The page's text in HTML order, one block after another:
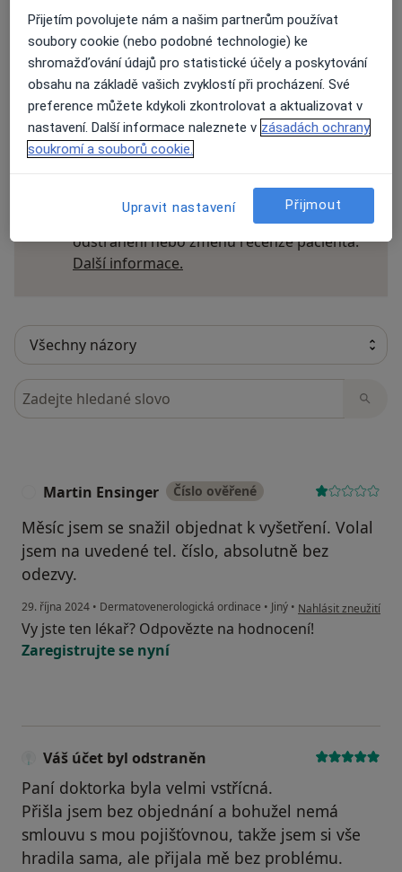
Názory
Přidejte svůj názor
8 názorů
Recenze pacientů jsou pro nás důležité.
Specialisté nemají možnost zaplatit za
odstranění nebo změnu recenze pacienta.
Další informace.
Hledejte v názorech
Martin Ensinger Číslo ověřené
Měsíc jsem se snažil objednat k vyšetření. Volal
jsem na uvedené tel. číslo, absolutně bez
odezvy.
29. října 2024 • Dermatovenerologická ordinace • Jiný • podle názoru
Nahlásit zneužití
Vy jste ten lékař? Odpovězte na hodnocení!
Zaregistrujte se nyní
Váš účet byl odstraněn
Paní doktorka byla velmi vstřícná.
Přišla jsem bez objednání a bohužel nemá
smlouvu s mou pojišťovnou, takže jsem si vše
hradila sama, ale přijala mě bez problému.
Přijetím povolujete nám a našim partnerům používat
soubory cookie (nebo podobné technologie) ke
shromažďování údajů pro statistické účely a poskytování
obsahu na základě vašich zvyklostí při procházení. Své
preference můžete kdykoli zkontrolovat a aktualizovat v
nastavení. Další informace naleznete v zásadách ochrany
soukromí a souborů cookie.
Upravit nastavení Přijmout